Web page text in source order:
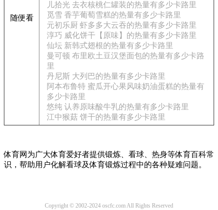
随便看
儿拾光 去衣核桃仁罐装的热量有多少卡路里
觅雪 香芋葡萄雪糕的热量有多少卡路里
元初乐厨 虾多多大云吞的热量有多少卡路里
淳巧 威化饼干【原味】的热量有多少卡路里
仙坛 新韩式翅根的热量有多少卡路里
曼可顿 布里欧土豆汉堡面包的热量有多少卡路
里
丹尼斯 大列巴的热量有多少卡路里
阿本布鲁特 蜜瓜开心果风味奶油蛋糕的热量有
多少卡路里
悠纯 认养原味酸牛乳的热量有多少卡路里
江中猴菇 饼干的热量有多少卡路里
体育网为广大体育爱好者提供锻炼、看球、热身等体育百科常
识，帮助用户化解看球及体育锻炼过程中的各种疑难问题。
Copyright © 2002-2024 oscfc.com All Rights Reserved